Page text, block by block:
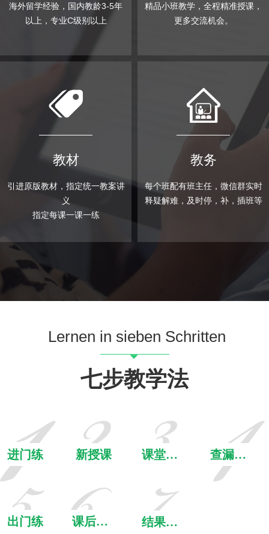
教材
引进原版教材， 指定统一教案讲
义
指定每课一课一练
精品小班教学，全程精准授课，
更多交流机会。
海外留学经验，国内教龄3-5年
以上，专业C级别以上
教务
每个班配有班主任，微信群实时
释疑解难，及时停，补，插班等
Lernen in sieben Schritten
뀓
七步教学法
课堂落实
新授课
结果公示
进门练 查漏补缺
出门练 课后落实